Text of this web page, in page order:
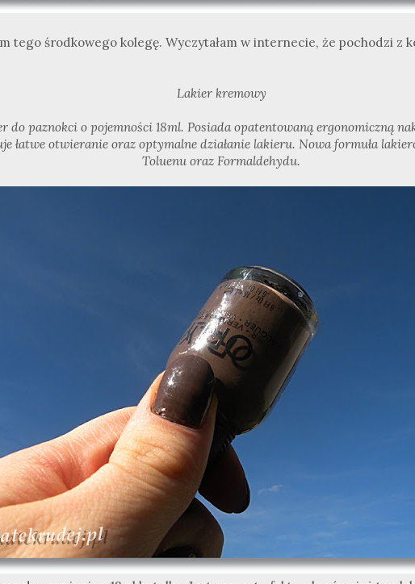
tego środkowego kolegę. Wyczytałam w internecie, że pochodzi z
Lakier kremowy
do paznokci o pojemności 18ml. Posiada opatentowaną ergonomiczną
łatwe otwieranie oraz optymalne działanie lakieru. Nowa formuła
Toluenu oraz Formaldehydu.